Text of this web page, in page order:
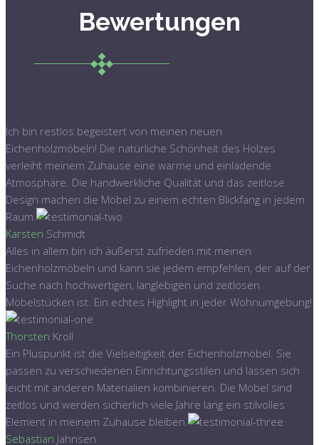
Bewertungen
Ich bin restlos begeistert von meinen neuen
Eichenholzmöbeln! Die natürliche Schönheit des Holzes
verleiht meinem Zuhause eine warme und einladende
Atmosphäre. Die handwerkliche Qualität und das zeitlose
Design machen die Möbel zu einem echten Blickfang in jedem
Raum.
Karsten Schmidt
Alles in allem bin ich äußerst zufrieden mit meinen
Eichenholzmöbeln und kann sie jedem empfehlen, der auf der
Suche nach hochwertigen, langlebigen und zeitlosen
Möbelstücken ist. Ein echtes Highlight in jeder Wohnumgebung!
Thorsten Kroll
Ein Pluspunkt ist die Vielseitigkeit der Eichenholzmöbel. Sie
passen zu verschiedenen Einrichtungsstilen und lassen sich
leicht mit anderen Materialien kombinieren. Die Möbel sind
zeitlos und werden sicherlich viele Jahre lang ein stilvolles
Element in meinem Zuhause bleiben.
Sebastian Jahnsen